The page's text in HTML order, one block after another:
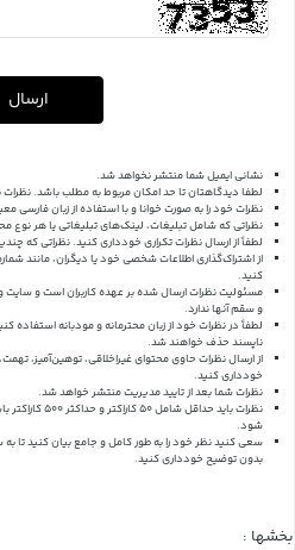
ارسال
نشانی ایمیل شما منتشر نخواهد شد.
لطفا دیدگاهتان تا حد امکان مربوط به مطلب باشد.
نظرات خود را به صورت خوانا و با استفاده از زبان فارسی
نظراتی که شامل تبلیغات، لینک‌های تبلیغاتی یا هر نوع
لطفاً از ارسال نظرات تکراری خودداری کنید. نظراتی که
از اشتراک‌گذاری اطلاعات شخصی خود یا دیگران، مانند
کنید.
مسئولیت نظرات ارسال شده بر عهده کاربران است و
و سقم آنها ندارد.
لطفاً در نظرات خود از زبان محترمانه و مودبانه استفاده
ناپسند حذف خواهند شد.
از ارسال نظرات حاوی محتوای غیراخلاقی، توهین‌آمیز،
خودداری کنید.
نظرات شما بعد از تایید مدیریت منتشر خواهد شد.
نظرات باید
شود.
سعی کنید نظر خود را به طور کامل و جامع بیان کنید تا به
بدون توضیح خودداری کنید.
بخشها :